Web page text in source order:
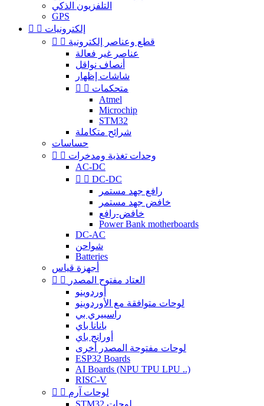
التلفزيون الذكي
GPS
  إلكترونيات
  قطع وعناصر إلكترونية
عناصر غير فعالة
أنصاف نواقل
شاشات إظهار
  متحكمات
Atmel
Microchip
STM32
شرائح متكاملة
حساسات
  وحدات تغذية ومدخرات
AC-DC
  DC-DC
رافع جهد مستمر
خافض جهد مستمر
خافض-رافع
Power Bank motherboards
DC-AC
شواحن
Batteries
أجهزة قياس
 
العتاد مفتوح المصدر
أوردوينو
لوحات متوافقة مع الأوردوينو
راسبيري بي
بانانا باي
أورانج باي
لوحات مفتوحة المصدر أخرى
ESP32 Boards
AI Boards (NPU TPU LPU ..)
RISC-V
  لوحات آرم
STM32 لوحات